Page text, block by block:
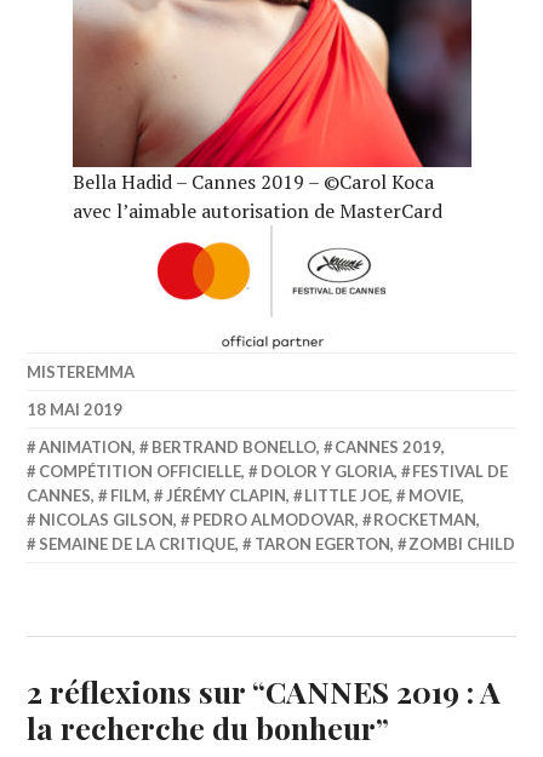
Bella Hadid – Cannes 2019 – ©Carol Koca
avec l’aimable autorisation de MasterCard
MISTEREMMA
18 MAI 2019
ANIMATION, BERTRAND BONELLO, CANNES 2019,
COMPÉTITION OFFICIELLE, DOLOR Y GLORIA,
FESTIVAL DE
CANNES, FILM, JÉRÉMY CLAPIN, LITTLE JOE, MOVIE,
NICOLAS GILSON, PEDRO ALMODOVAR, ROCKETMAN,
SEMAINE DE LA CRITIQUE, TARON EGERTON, ZOMBI CHILD
2 réflexions sur “CANNES 2019 : A
la recherche du bonheur”